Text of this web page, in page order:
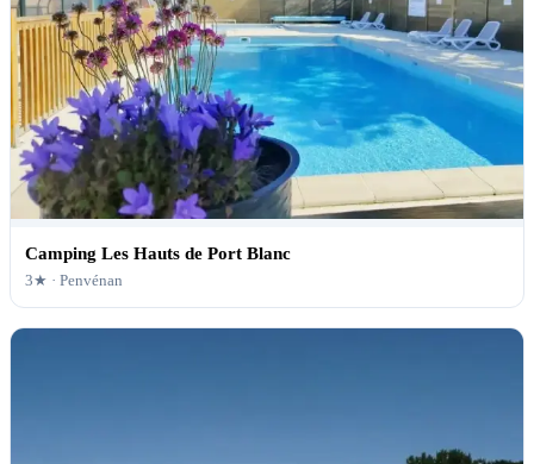
Camping Les Hauts de Port Blanc
3★ · Penvénan